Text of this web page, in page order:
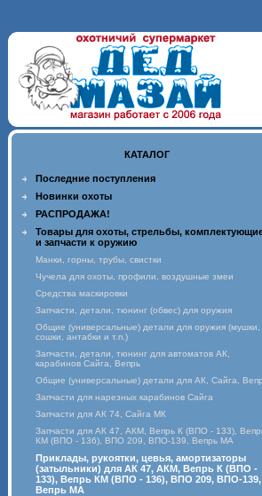
КАТАЛОГ
Последние поступления
Новинки охоты
РАСПРОДАЖА!
Товары для охоты, стрельбы,
и запчасти к оружию
Манки, горны, трубы, свистки
Чучела для охоты, профили, воздушные змеи
Средства маскировки
Запчасти, детали, тюнинг (обвес) для оружия
Общие (универсальные) детали для оружия (мушки,
сошки, антабки и т.п.)
Запчасти, детали, тюнинг для автоматов АК,
карабинов Сайга, Вепрь
Общие (универсальные) детали для АК, Сайга,
Запчасти для нарезных карабинов Сайга
Запчасти для АК 74, Сайга МК
Запчасти для АК 47, АКМ, Вепрь К (ВПО - 133),
КМ (ВПО - 136), ВПО 209, ВПО-139, Вепрь МА
Приклады, рукоятки, цевья, амортизаторы
(затыльники) для АК 47, АКМ, Вепрь К (ВПО -
133), Вепрь КМ (ВПО - 136), ВПО 209, ВПО-139,
Вепрь МА